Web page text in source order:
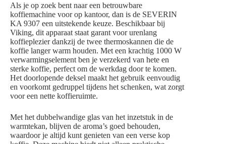
Als je op zoek bent naar een betrouwbare
koffiemachine voor op kantoor, dan is de SEVERIN
KA 9307 een uitstekende keuze. Beschikbaar bij
Viking, dit apparaat staat garant voor urenlang
koffieplezier dankzij de twee thermoskannen die de
koffie langer warm houden. Met een krachtig 1000 W
verwarmingselement ben je verzekerd van hete en
sterke koffie, perfect om de werkdag door te komen.
Het doorlopende deksel maakt het gebruik eenvoudig
en voorkomt gedruppel tijdens het schenken, wat zorgt
voor een nette koffieruimte.
Met het dubbelwandige glas van het inzetstuk in de
warmtekan, blijven de aroma’s goed behouden,
waardoor je altijd kunt genieten van een verse kop